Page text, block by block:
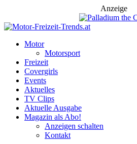
Anzeige
Motor
Motorsport
Freizeit
Covergirls
Events
Aktuelles
TV Clips
Aktuelle Ausgabe
Magazin als Abo!
Anzeigen schalten
Kontakt